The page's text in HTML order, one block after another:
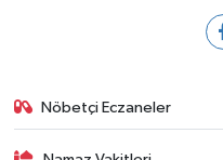
Nöbetçi Eczaneler